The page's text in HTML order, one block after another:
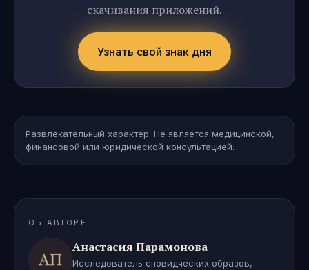
скачивания приложений.
Узнать свой знак дня
Развлекательный характер. Не является медицинской,
финансовой или юридической консультацией.
ОБ АВТОРЕ
Анастасия Парамонова
Исследователь сновидческих образов,